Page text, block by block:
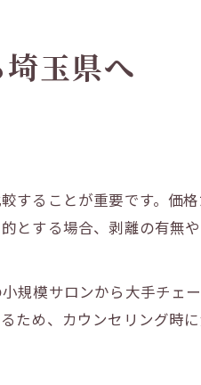
玉県へ
することが重要です。価
とする場合、剥離の有無
規模サロンから大手チェ
ため、カウンセリング時